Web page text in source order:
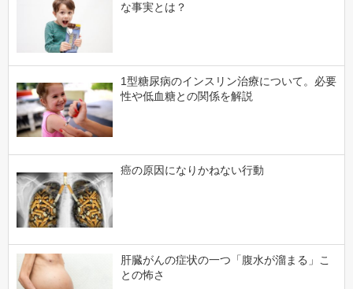
な事実とは？
1型糖尿病のインスリン治療について。必要
性や低血糖との関係を解説
癌の原因になりかねない行動
肝臓がんの症状の一つ「腹水が溜まる」こ
との怖さ